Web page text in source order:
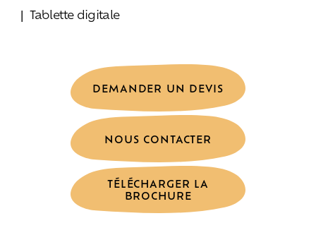
Tablette digitale
DEMANDER UN DEVIS
NOUS CONTACTER
TÉLÉCHARGER LA
BROCHURE